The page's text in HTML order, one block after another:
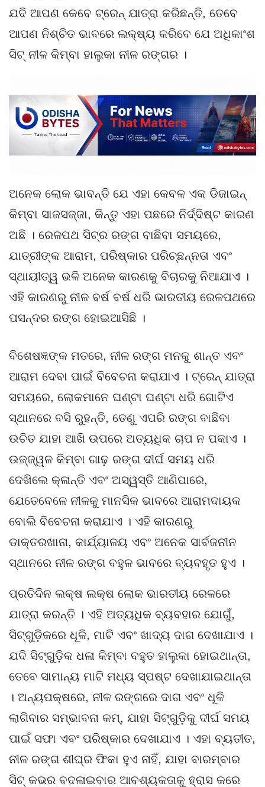
ଯଦି ଆପଣ କେବେ ଟ୍ରେନ୍ ଯାତ୍ରା କରିଛନ୍ତି, ତେବେ
ଆପଣ ନିଶ୍ଚିତ ଭାବରେ ଲକ୍ଷ୍ୟ କରିବେ ଯେ ଅଧିକାଂଶ
ସିଟ୍ ନୀଳ କିମ୍ବା ହାଲୁକା ନୀଳ ରଙ୍ଗର ।
ଅନେକ ଲୋକ ଭାବନ୍ତି ଯେ ଏହା କେବଳ ଏକ ଡିଜାଇନ୍
କିମ୍ବା ସାଜସଜ୍ଜା, କିନ୍ତୁ ଏହା ପଛରେ ନିର୍ଦ୍ଦିଷ୍ଟ କାରଣ
ଅଛି । ରେଳପଥ ସିଟ୍‌ର ରଙ୍ଗ ବାଛିବା ସମୟରେ,
ଯାତ୍ରୀଙ୍କ ଆରାମ, ପରିଷ୍କାର ପରିଚ୍ଛନ୍ନତା ଏବଂ
ସ୍ଥାୟୀତ୍ୱ ଭଳି ଅନେକ କାରଣକୁ ବିଚାରକୁ ନିଆଯାଏ ।
ଏହି କାରଣରୁ ନୀଳ ବର୍ଷ ବର୍ଷ ଧରି ଭାରତୀୟ ରେଳପଥରେ
ପସନ୍ଦର ରଙ୍ଗ ହୋଇଆସିଛି ।
ବିଶେଷଜ୍ଞଙ୍କ ମତରେ, ନୀଳ ରଙ୍ଗ ମନକୁ ଶାନ୍ତ ଏବଂ
ଆରାମ ଦେବା ପାଇଁ ବିବେଚନା କରାଯାଏ । ଟ୍ରେନ୍ ଯାତ୍ରା
ସମୟରେ, ଲୋକମାନେ ଘଣ୍ଟା ଘଣ୍ଟା ଧରି ଗୋଟିଏ
ସ୍ଥାନରେ ବସି ରୁହନ୍ତି, ତେଣୁ ଏପରି ରଙ୍ଗ ବାଛିବା
ଉଚିତ ଯାହା ଆଖି ଉପରେ ଅତ୍ୟଧିକ ଚାପ ନ ପକାଏ ।
ଉଜ୍ଜ୍ୱଳ କିମ୍ବା ଗାଢ଼ ରଙ୍ଗ ଦୀର୍ଘ ସମୟ ଧରି
ଦେଖିଲେ କ୍ଳାନ୍ତି ଏବଂ ଅସ୍ୱସ୍ତି ଆଣିପାରେ,
ଯେତେବେଳେ ନୀଳକୁ ମାନସିକ ଭାବରେ ଆରାମଦାୟକ
ବୋଲି ବିବେଚନା କରାଯାଏ । ଏହି କାରଣରୁ
ଡାକ୍ତରଖାନା, କାର୍ଯ୍ୟାଳୟ ଏବଂ ଅନେକ ସାର୍ବଜନୀନ
ସ୍ଥାନରେ ନୀଳ ରଙ୍ଗ ବହୁଳ ଭାବରେ ବ୍ୟବହୃତ ହୁଏ ।
ପ୍ରତିଦିନ ଲକ୍ଷ ଲକ୍ଷ ଲୋକ ଭାରତୀୟ ରେଳରେ
ଯାତ୍ରା କରନ୍ତି । ଏହି ଅତ୍ୟଧିକ ବ୍ୟବହାର ଯୋଗୁଁ,
ସିଟ୍‌ଗୁଡ଼ିକରେ ଧୂଳି, ମାଟି ଏବଂ ଖାଦ୍ୟ ଦାଗ ଦେଖାଯାଏ ।
ଯଦି ସିଟ୍‌ଗୁଡ଼ିକ ଧଳା କିମ୍ବା ବହୁତ ହାଲୁକା ହୋଇଥାନ୍ତା,
ତେବେ ସାମାନ୍ୟ ମାଟି ମଧ୍ୟ ସ୍ପଷ୍ଟ ଦେଖାଯାଇଥାନ୍ତା
। ଅନ୍ୟପକ୍ଷରେ, ନୀଳ ରଙ୍ଗରେ ଦାଗ ଏବଂ ଧୂଳି
ଲାଗିବାର ସମ୍ଭାବନା କମ୍, ଯାହା ସିଟ୍‌ଗୁଡ଼ିକୁ ଦୀର୍ଘ ସମୟ
ପାଇଁ ସଫା ଏବଂ ପରିଷ୍କାର ଦେଖାଯାଏ । ଏହା ବ୍ୟତୀତ,
ନୀଳ ରଙ୍ଗ ଶୀଘ୍ର ଫିକା ହୁଏ ନାହିଁ, ଯାହା ବାରମ୍ବାର
ସିଟ୍‌ କଭର ବଦଳାଇବାର ଆବଶ୍ୟକତାକୁ ହ୍ରାସ କରେ